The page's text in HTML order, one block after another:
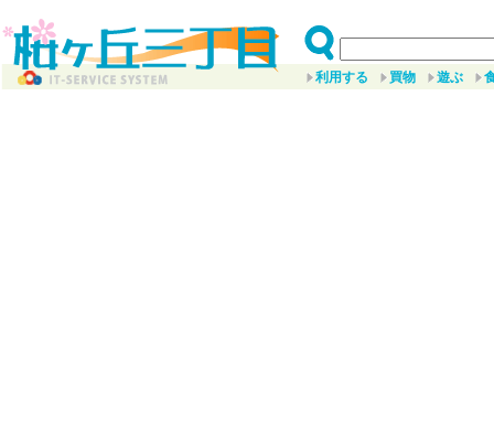
利用する 買物 遊ぶ